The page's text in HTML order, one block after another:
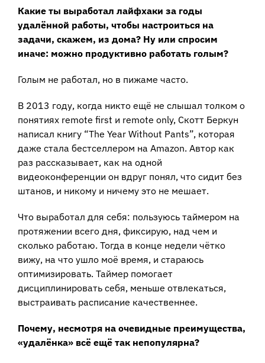
Какие ты выработал лайфхаки за годы
удалённой работы, чтобы настроиться на
задачи, скажем, из дома? Ну или спросим
иначе: можно продуктивно работать голым?
Голым не работал, но в пижаме часто.
В 2013 году, когда никто ещё не слышал толком о
понятиях remote first и remote only, Скотт Беркун
написал книгу “The Year Without Pants”, которая
даже стала бестселлером на Amazon. Автор как
раз рассказывает, как на одной
видеоконференции он вдруг понял, что сидит без
штанов, и никому и ничему это не мешает.
Что выработал для себя: пользуюсь таймером на
протяжении всего дня, фиксирую, над чем и
сколько работаю. Тогда в конце недели чётко
вижу, на что ушло моё время, и стараюсь
оптимизировать. Таймер помогает
дисциплинировать себя, меньше отвлекаться,
выстраивать расписание качественнее.
Почему, несмотря на очевидные преимущества,
«удалёнка» всё ещё так непопулярна?